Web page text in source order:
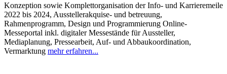
Konzeption sowie Komplettorganisation der Info- und Karrieremeile
2022 bis 2024, Ausstellerakquise- und betreuung,
Rahmenprogramm, Design und Programmierung Online-
Messeportal inkl. digitaler Messestände für Aussteller,
Mediaplanung, Pressearbeit, Auf- und Abbaukoordination,
Vermarktung mehr erfahren...